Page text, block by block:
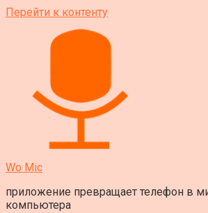
Перейти к контенту
Wo Mic
приложение превращает телефон в
компьютера